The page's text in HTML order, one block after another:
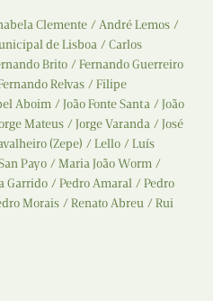
Clemente
André Lemos
de Lisboa
Carlos
Brito
Fernando Guerreiro
Relvas
Filipe
Aboim João Fonte Santa
João
Mateus Jorge Varanda
José
(Zepe) Lello
Luís
Payo
Maria João Worm
Garrido Pedro Amaral
Pedro
Morais Renato Abreu
Rui